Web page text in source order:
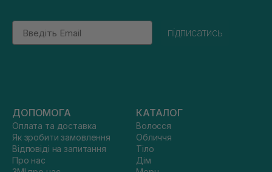
Email
підписатись
ДОПОМОГА
Оплата та доставка
Як зробити замовлення
Відповіді на запитання
Про нас
КАТАЛОГ
Волосся
Обличчя
Тіло
Дім